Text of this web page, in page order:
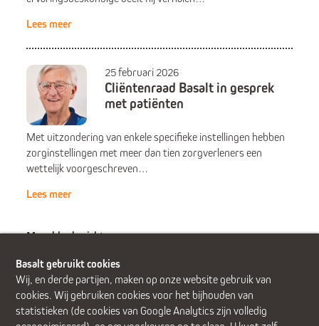
Lees meer
25 februari 2026
Cliëntenraad Basalt in gesprek
met patiënten
Met uitzondering van enkele specifieke instellingen hebben
zorginstellingen met meer dan tien zorgverleners een
wettelijk voorgeschreven…
Lees meer
Meer blogberichten
Basalt gebruikt cookies
Wij, en derde partijen, maken op onze website gebruik van
cookies. Wij gebruiken cookies voor het bijhouden van
statistieken (de cookies van Google Analytics zijn volledig